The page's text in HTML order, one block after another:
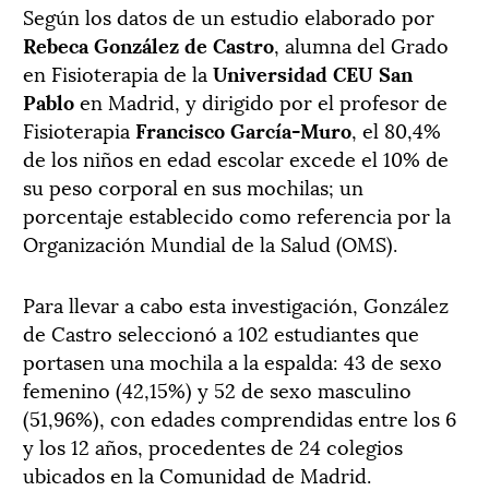
Según los datos de un estudio elaborado por
Rebeca González de Castro, alumna del Grado
en Fisioterapia de la Universidad CEU San
Pabloen Madrid, y dirigido por el profesor de
Fisioterapia Francisco García-Muro, el 80,4%
de los niños en edad escolar excede el 10% de
su peso corporal en sus mochilas; un
porcentaje establecido como referencia por la
Organización Mundial de la Salud (OMS).
Para llevar a cabo esta investigación, González
de Castro seleccionó a 102 estudiantes que
portasen una mochila a la espalda: 43 de sexo
femenino (42,15%) y 52 de sexo masculino
(51,96%), con edades comprendidas entre los 6
y los 12 años, procedentes de 24 colegios
ubicados en la Comunidad de Madrid.